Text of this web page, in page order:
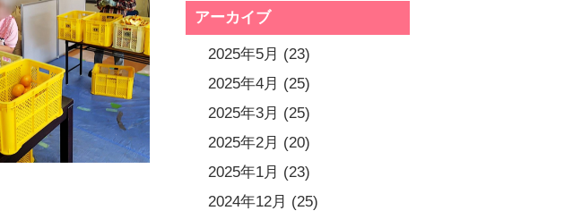
アーカイブ
2025年5月 (23)
2025年4月 (25)
2025年3月 (25)
2025年2月 (20)
2025年1月 (23)
2024年12月 (25)